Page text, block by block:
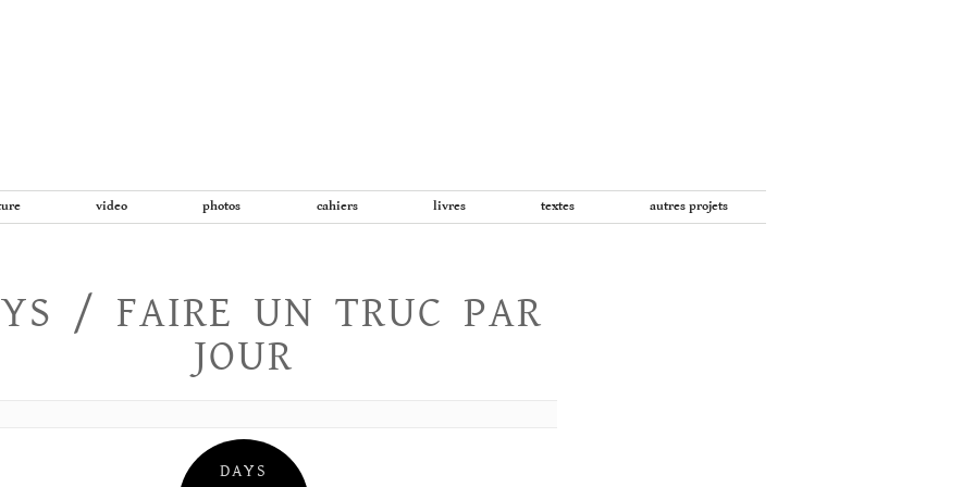
video photos cahiers livres textes autres projets
/ FAIRE UN TRUC PAR
JOUR
DAYS